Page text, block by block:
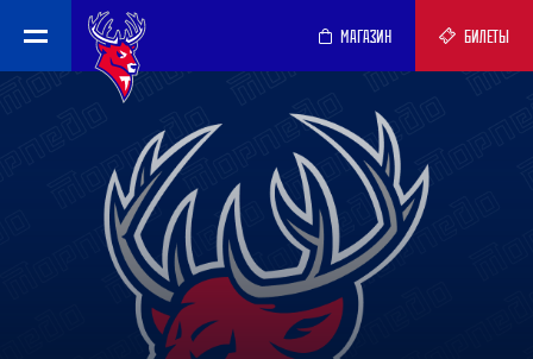
МАГАЗИН БИЛЕТЫ